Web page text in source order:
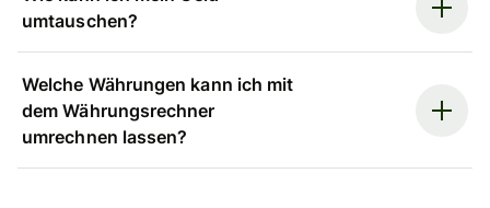
umtauschen?
Welche Währungen kann ich mit
dem Währungsrechner
umrechnen lassen?